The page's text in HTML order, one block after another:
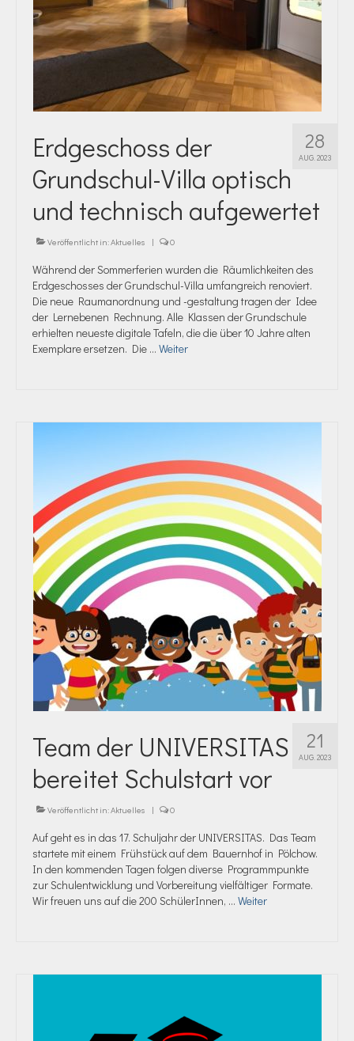
28
AUG. 2023
Erdgeschoss der
Grundschul-Villa optisch
und technisch aufgewertet
Veröffentlicht in:Aktuelles | 0
Während der Sommerferien wurden die Räumlichkeiten des
Erdgeschosses der Grundschul-Villa umfangreich renoviert.
Die neue Raumanordnung und -gestaltung tragen der Idee
der Lernebenen Rechnung. Alle Klassen der Grundschule
erhielten neueste digitale Tafeln, die die über 10 Jahre alten
Exemplare ersetzen. Die … Weiter
21
AUG. 2023
Team der UNIVERSITAS
bereitet Schulstart vor
Veröffentlicht in:Aktuelles | 0
Auf geht es in das 17. Schuljahr der UNIVERSITAS. Das Team
startete mit einem Frühstück auf dem Bauernhof in Pölchow.
In den kommenden Tagen folgen diverse Programmpunkte
zur Schulentwicklung und Vorbereitung vielfältiger Formate.
Wir freuen uns auf die 200 SchülerInnen, … Weiter